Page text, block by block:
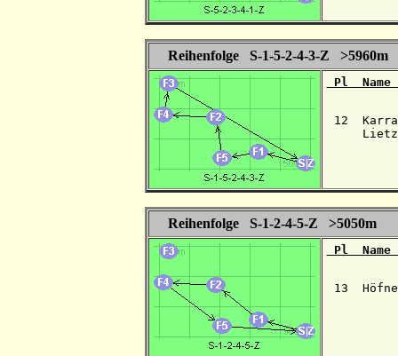
Reihenfolge S-1-5-2-4-3-Z >5960m
Pl
12
Reihenfolge S-1-2-4-5-Z >5050m
Pl
13